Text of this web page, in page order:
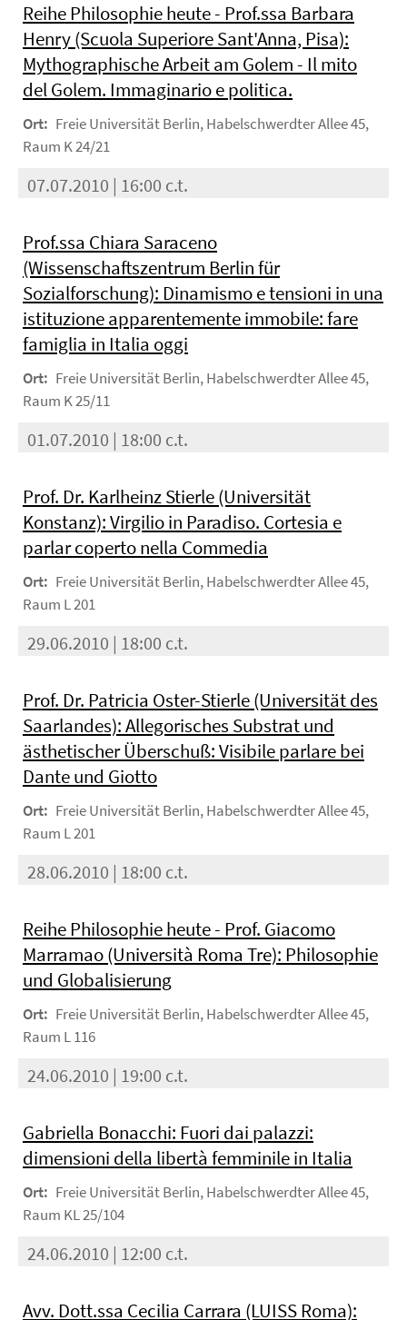
Reihe Philosophie heute - Prof.ssa Barbara
Henry (Scuola Superiore Sant'Anna, Pisa):
Mythographische Arbeit am Golem - Il mito
del Golem. Immaginario e politica.
Ort: Freie Universität Berlin, Habelschwerdter Allee 45,
Raum K 24/21
07.07.2010 | 16:00 c.t.
Prof.ssa Chiara Saraceno
(Wissenschaftszentrum Berlin für
Sozialforschung): Dinamismo e tensioni in una
istituzione apparentemente immobile: fare
famiglia in Italia oggi
Ort: Freie Universität Berlin, Habelschwerdter Allee 45,
Raum K 25/11
01.07.2010 | 18:00 c.t.
Prof. Dr. Karlheinz Stierle (Universität
Konstanz): Virgilio in Paradiso. Cortesia e
parlar coperto nella Commedia
Ort: Freie Universität Berlin, Habelschwerdter Allee 45,
Raum L 201
29.06.2010 | 18:00 c.t.
Prof. Dr. Patricia Oster-Stierle (Universität des
Saarlandes): Allegorisches Substrat und
ästhetischer Überschuß: Visibile parlare bei
Dante und Giotto
Ort: Freie Universität Berlin, Habelschwerdter Allee 45,
Raum L 201
28.06.2010 | 18:00 c.t.
Reihe Philosophie heute - Prof. Giacomo
Marramao (Università Roma Tre): Philosophie
und Globalisierung
Ort: Freie Universität Berlin, Habelschwerdter Allee 45,
Raum L 116
24.06.2010 | 19:00 c.t.
Gabriella Bonacchi: Fuori dai palazzi:
dimensioni della libertà femminile in Italia
Ort: Freie Universität Berlin, Habelschwerdter Allee 45,
Raum KL 25/104
24.06.2010 | 12:00 c.t.
Avv. Dott.ssa Cecilia Carrara (LUISS Roma):